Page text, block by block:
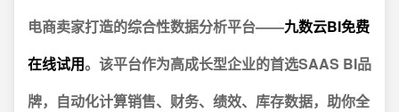
电商卖家打造的综合性数据分析平台——九数云BI免费
在线试用。该平台作为高成长型企业的首选SAAS BI品
牌，自动化计算销售、财务、绩效、库存数据，助你全